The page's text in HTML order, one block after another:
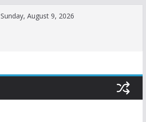
Sunday, August 9, 2026